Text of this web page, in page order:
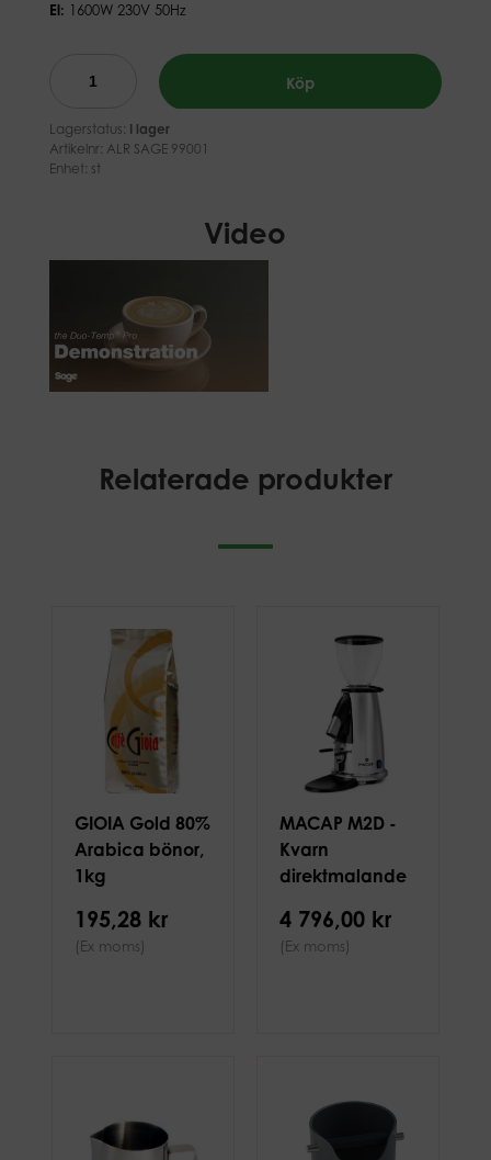
El: 1600W 230V 50Hz
Köp
Lagerstatus: I lager
Artikelnr: ALR SAGE 99001
Enhet: st
Video
Relaterade produkter
GIOIA Gold 80%
Arabica bönor,
1kg
195,28 kr
(Ex moms)
MACAP M2D -
Kvarn
direktmalande
4 796,00 kr
(Ex moms)